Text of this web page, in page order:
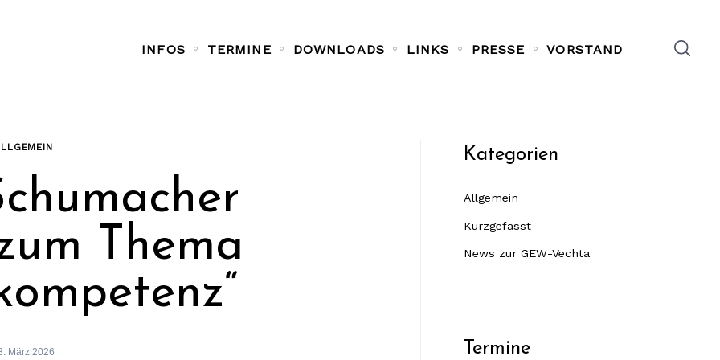
INFOS TERMINE DOWNLOADS LINKS PRESSE VORSTAND
Thema
März 2026
Kategorien
Allgemein
Kurzgefasst
News zur GEW-Vechta
Termine